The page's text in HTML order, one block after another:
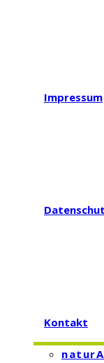
Impressum
Kontakt